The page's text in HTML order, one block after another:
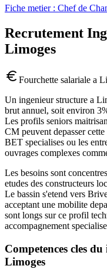
Fiche metier : Chef de
Recrutement
Limoges
Fourchette salariale a
Un ingenieur structure a
brut annuel, soit environ
Les profils seniors
CM peuvent depasser
BET specialises ou les
ouvrages complexes
Les besoins sont
etudes des constructeurs
Le bassin s'etend vers
acceptant une mobilite
sont longs sur ce profil
accompagnement
Competences cles du
Limoges